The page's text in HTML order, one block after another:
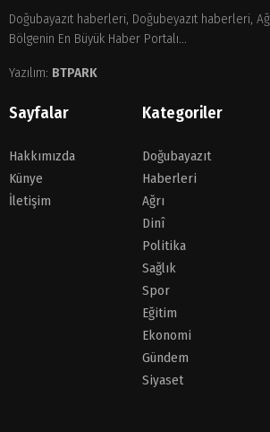
Doğubayazıt haberleri, Doğubeyazıt haberleri,
Bölgenin En Büyük Haber Portalı...
Yazılım: BTPARK
Sayfalar
Hakkımızda
Künye
İletişim
Kategoriler
Doğubayazıt
Haberleri
Ağrı
Dinî
Politika
Sağlık
Spor
Eğitim
Ekonomi
Gündem
Siyaset